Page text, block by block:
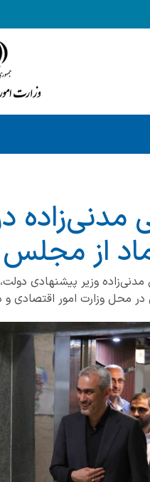
از مجلس
سیدعلی مدنی‌زاده وزیر
در محل وزارت امور اقتصادی و